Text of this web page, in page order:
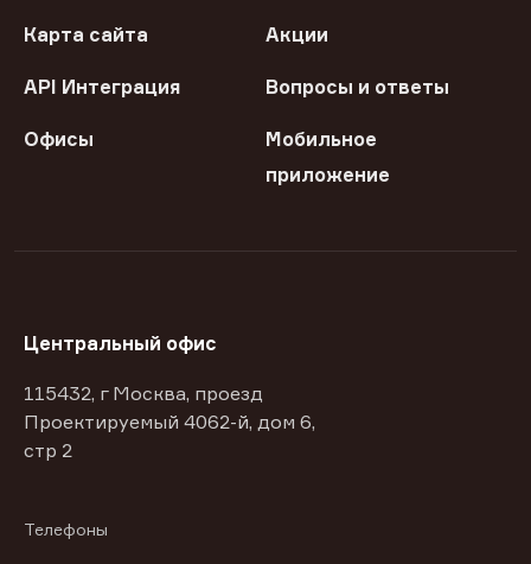
Карта сайта Акции
API Интеграция Вопросы и ответы
Офисы
Мобильное
приложение
Центральный офис
115432, г Москва, проезд
Проектируемый 4062-й, дом 6,
стр 2
Телефоны